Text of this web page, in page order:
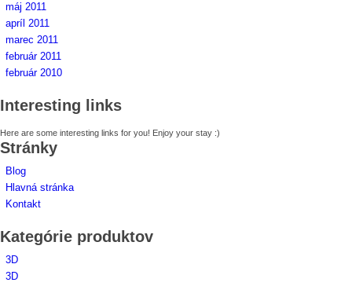
máj 2011
apríl 2011
marec 2011
február 2011
február 2010
Interesting links
Here are some interesting links for you! Enjoy your stay :)
Stránky
Blog
Hlavná stránka
Kontakt
Kategórie produktov
3D
3D